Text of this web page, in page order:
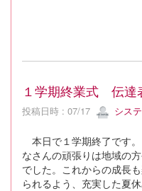
１学期終業式 伝
投稿日時 : 07/17 シス
本日で１学期終了です
なさんの頑張りは地域の
でした。これからの成長
られるよう、充実した夏